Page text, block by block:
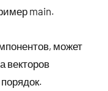
main.
может
векторов